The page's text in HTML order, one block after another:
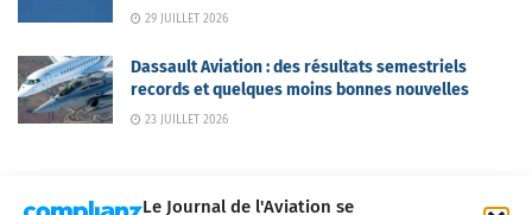
Le Journal de l'Aviation se
29 JUILLET 2026
Dassault Aviation : des résultats semestriels
records et quelques moins bonnes nouvelles
23 JUILLET 2026